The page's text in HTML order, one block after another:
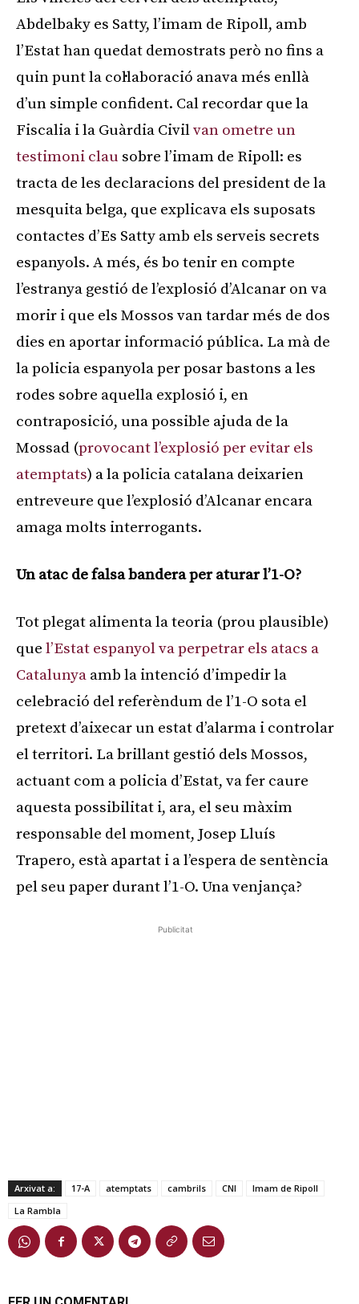
Abdelbaky es Satty, l’imam de Ripoll, amb
l’Estat han quedat demostrats però no fins a
quin punt la col·laboració anava més enllà
d’un simple confident. Cal recordar que la
Fiscalia i la Guàrdia Civilvan ometre un
testimoni clau sobre l’imam de Ripoll: es
tracta de les declaracions del president de la
mesquita belga, que explicava els suposats
contactes d’Es Satty amb els serveis secrets
espanyols. A més, és bo tenir en compte
l’estranya gestió de l’explosió d’Alcanar on va
morir i que els Mossos van tardar més de dos
dies en aportar informació pública. La mà de
la policia espanyola per posar bastons a les
rodes sobre aquella explosió i, en
contraposició, una possible ajuda de la
Mossad (provocant l’explosió per evitar els
atemptats) a la policia catalana deixarien
entreveure que l’explosió d’Alcanar encara
amaga molts interrogants.
Un atac de falsa bandera per aturar l’1-O?
Tot plegat alimenta la teoria (prou plausible)
que l’Estat espanyol va perpetrar els atacs a
Catalunya amb la intenció d’impedir la
celebració del referèndum de l’1-O sota el
pretext d’aixecar un estat d’alarma i controlar
el territori. La brillant gestió dels Mossos,
actuant com a policia d’Estat, va fer caure
aquesta possibilitat i, ara, el seu màxim
responsable del moment, Josep Lluís
Trapero, està apartat i a l’espera de sentència
pel seu paper durant l’1-O. Una venjança?
Publicitat
Arxivat a: 17-A atemptats cambrils CNI
Imam de Ripoll
La Rambla